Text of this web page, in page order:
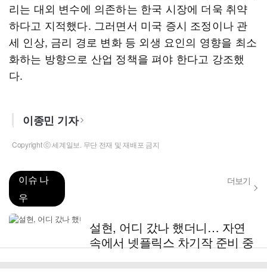
리는 대외 변수에 의존하는 한국 시장에 더욱 취약
하다고 지적했다. 그러면서 미국 증시 조정이나 관
세 인상, 금리 경로 변화 등 외생 요인의 영향을 최소
화하는 방향으로 산업 정책을 펴야 한다고 강조했
다.
이종민 기자
Copyright ⓒ 세계일보. 무단 전재 및 재배포 금지
이슈 나
우
더보기
설현, 어디 갔나 했더니… 자연
속에서 넷플릭스 차기작 준비 중